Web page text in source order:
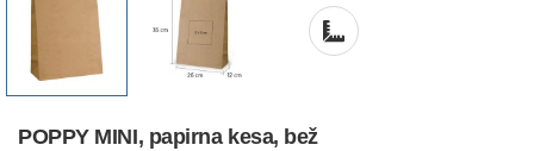
POPPY MINI, papirna kesa, bež